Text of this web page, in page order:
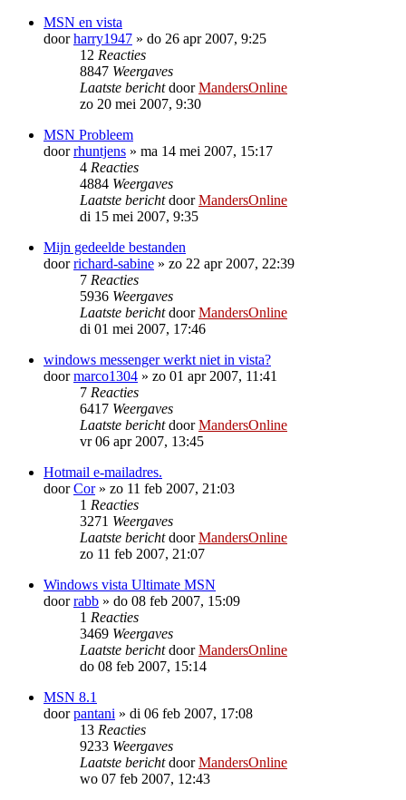
MSN en vista
doorharry1947 » do 26 apr 2007, 9:25
12 Reacties
8847 Weergaves
Laatste berichtdoorMandersOnline
zo 20 mei 2007, 9:30
MSN Probleem
doorrhuntjens » ma 14 mei 2007, 15:17
4 Reacties
4884 Weergaves
Laatste berichtdoorMandersOnline
di 15 mei 2007, 9:35
Mijn gedeelde bestanden
doorrichard-sabine » zo 22 apr 2007, 22:39
7 Reacties
5936 Weergaves
Laatste berichtdoorMandersOnline
di 01 mei 2007, 17:46
windows messenger werkt niet in vista?
doormarco1304 » zo 01 apr 2007, 11:41
7 Reacties
6417 Weergaves
Laatste berichtdoorMandersOnline
vr 06 apr 2007, 13:45
Hotmail e-mailadres.
doorCor» zo 11 feb 2007, 21:03
1 Reacties
3271 Weergaves
Laatste berichtdoorMandersOnline
zo 11 feb 2007, 21:07
Windows vista Ultimate MSN
doorrabb » do 08 feb 2007, 15:09
1 Reacties
3469 Weergaves
Laatste berichtdoorMandersOnline
do 08 feb 2007, 15:14
MSN 8.1
doorpantani » di 06 feb 2007, 17:08
13 Reacties
9233 Weergaves
Laatste berichtdoorMandersOnline
wo 07 feb 2007, 12:43